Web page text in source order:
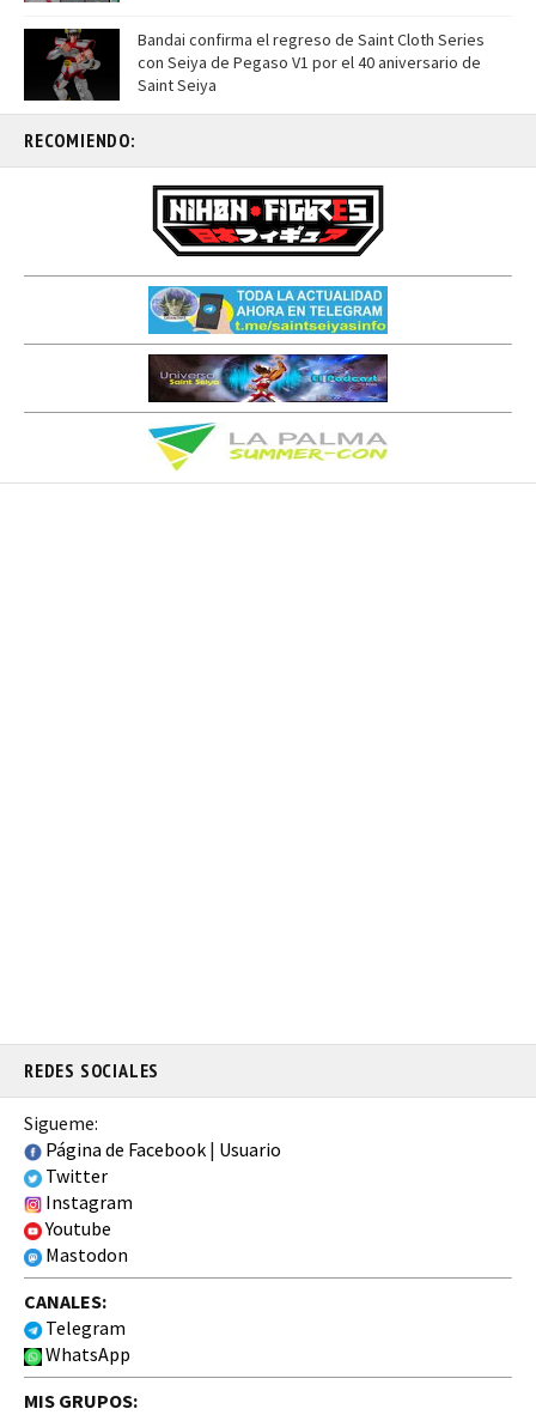
Bandai confirma el regreso de Saint Cloth Series
con Seiya de Pegaso V1 por el 40 aniversario de
Saint Seiya
RECOMIENDO:
REDES SOCIALES
Sigueme:
Página de Facebook | Usuario
Twitter
Instagram
Youtube
Mastodon
CANALES:
Telegram
WhatsApp
MIS GRUPOS: